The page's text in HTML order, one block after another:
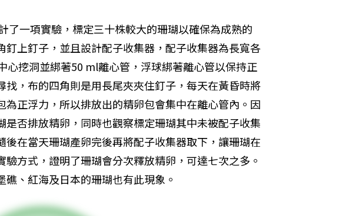
了一項實驗，標定三十株較大的珊瑚以確保為成熟的
上釘子，並且設計配子收集器，配子收集器為長寬各
心挖洞並綁著50 ml離心管，浮球綁著離心管以保持正
找，布的四角則是用長尾夾夾住釘子，每天在黃昏時將
正浮力，所以排放出的精卵包會集中在離心管內。因
否排放精卵，同時也觀察標定珊瑚其中未被配子收集
在當天珊瑚產卵完後再將配子收集器取下，讓珊瑚在
方式，證明了珊瑚會分次釋放精卵，可達七次之多。
、紅海及日本的珊瑚也有此現象。